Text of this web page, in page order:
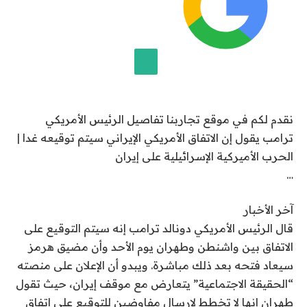
ي
و
ن
ي
2
0
2
6
نقدم لكم في موقع تجاربنا تفاصيل الرئيس الأمريكي
ترامب يقول إن الاتفاق الأمريكي الإيراني سيتم توقيعه غدا |
الحرب الأميركية الإسرائيلية على إيران
…
آخر الأخبار
قال الرئيس الأمريكي دونالد ترامب إنه سيتم التوقيع على
الاتفاق بين واشنطن وطهران يوم الأحد وأن مضيق هرمز
سيعاد فتحه بعد ذلك مباشرة. ويبدو أن الإعلان على منصته
“الحقيقة الاجتماعية” يتعارض مع موقف إيران، حيث تقول
طهران إنها لا تخطط لإرسال مفاوضين للتوقيع على اتفاق